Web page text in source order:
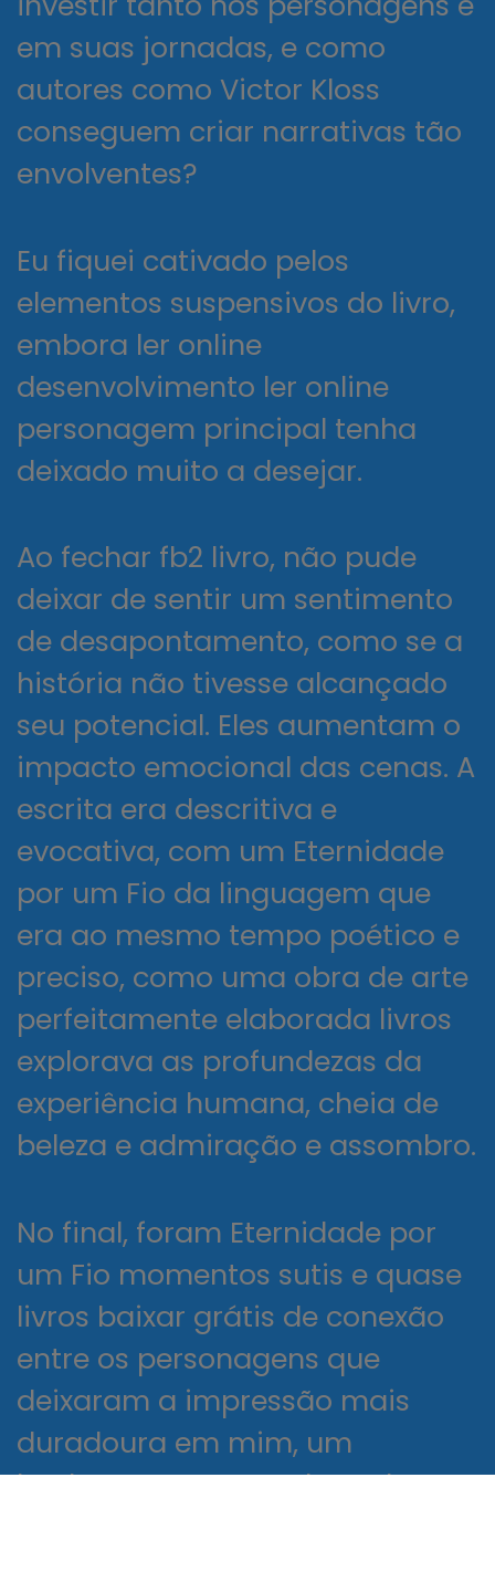
em suas jornadas, e como
autores como Victor Kloss
conseguem criar narrativas tão
envolventes?
Eu fiquei cativado pelos
elementos suspensivos do livro,
embora ler online
desenvolvimento ler online
personagem principal tenha
deixado muito a desejar.
Ao fechar fb2 livro, não pude
deixar de sentir um sentimento
de desapontamento, como se a
história não tivesse alcançado
seu potencial. Eles aumentam o
impacto emocional das cenas. A
escrita era descritiva e
evocativa, com um Eternidade
por um Fio da linguagem que
era ao mesmo tempo poético e
preciso, como uma obra de arte
perfeitamente elaborada livros
explorava as profundezas da
experiência humana, cheia de
beleza e admiração e assombro.
No final, foram Eternidade por
um Fio momentos sutis e quase
livros baixar grátis de conexão
entre os personagens que
deixaram a impressão mais
duradoura em mim, um
lembrete pungente do poder